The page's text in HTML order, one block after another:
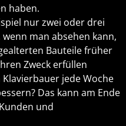
haben.
nur zwei oder drei
man absehen kann,
Bauteile früher
Zweck erfüllen
jede Woche
Das kann am Ende
und